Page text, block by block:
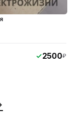
2500₽